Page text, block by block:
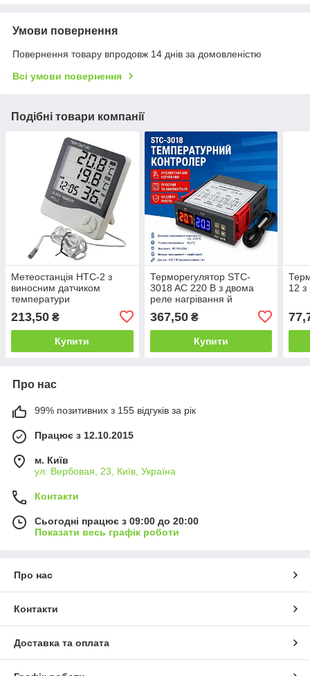
Умови повернення
Повернення товару впродовж 14 днів за домовленістю
Всі умови повернення
Подібні товари компанії
Метеостанція HTC-2 з
виносним датчиком
температури
213,50 ₴
Купити
Терморегулятор STC-
3018 AC 220 В з двома
реле нагрівання й
охолодження, датчик NTC
1 м, 10 А діапазон від -50
до 120 °C 220V
367,50₴
Купити
12 з
Про нас
99% позитивних з 155 відгуків за рік
Працює з 12.10.2015
м. Київ
ул. Вербовая, 23, Київ, Україна
Контакти
Сьогодні працює з 09:00 до 20:00
Показати весь графік роботи
Про нас
Контакти
Доставка та оплата